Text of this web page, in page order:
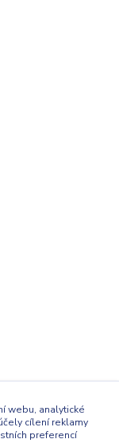
webu, analytické
cílení reklamy
preferencí